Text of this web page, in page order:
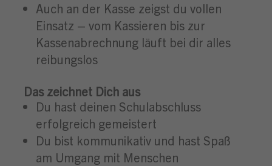
Auch an der Kasse zeigst du vollen
Einsatz – vom Kassieren bis zur
Kassenabrechnung läuft bei dir alles
reibungslos
Das zeichnet Dich aus
Du hast deinen Schulabschluss
erfolgreich gemeistert
Du bist kommunikativ und hast Spaß
am Umgang mit Menschen